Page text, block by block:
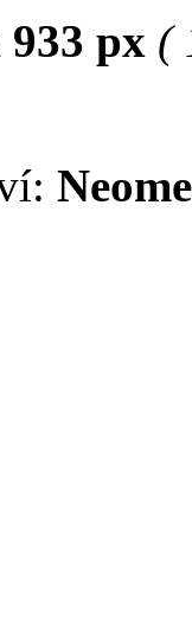
933 px (